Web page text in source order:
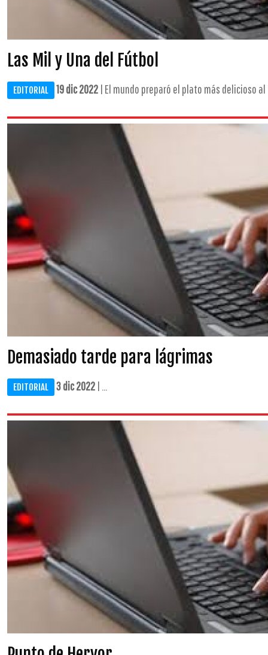
Las Mil y Una del Fútbol
EDITORIAL 19 dic 2022 | El mundo preparó el plato más delicioso
Demasiado tarde para lágrimas
EDITORIAL 3 dic 2022 | ...